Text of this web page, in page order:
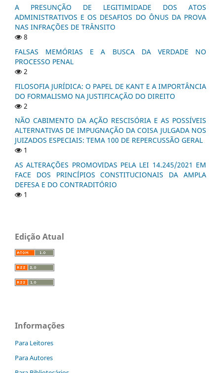
A PRESUNÇÃO DE LEGITIMIDADE DOS ATOS
ADMINISTRATIVOS E OS DESAFIOS DO ÔNUS DA PROVA
NAS INFRAÇÕES DE TRÂNSITO
8
FALSAS MEMÓRIAS E A BUSCA DA VERDADE NO
PROCESSO PENAL
2
FILOSOFIA JURÍDICA: O PAPEL DE KANT E A IMPORTÂNCIA
DO FORMALISMO NA JUSTIFICAÇÃO DO DIREITO
2
NÃO CABIMENTO DA AÇÃO RESCISÓRIA E AS POSSÍVEIS
ALTERNATIVAS DE IMPUGNAÇÃO DA COISA JULGADA NOS
JUIZADOS ESPECIAIS: TEMA 100 DE REPERCUSSÃO GERAL
1
AS ALTERAÇÕES PROMOVIDAS PELA LEI 14.245/2021 EM
FACE DOS PRINCÍPIOS CONSTITUCIONAIS DA AMPLA
DEFESA E DO CONTRADITÓRIO
1
Edição Atual
Informações
Para Leitores
Para Autores